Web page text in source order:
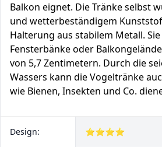
Balkon eignet. Die Tränke selbst
und wetterbeständigem
Halterung aus stabilem Metall.
Fensterbänke oder
von 5,7 Zentimetern. Durch die
Wassers kann die Vogeltränke
wie Bienen, Insekten und Co.
Design: ⭐⭐⭐⭐